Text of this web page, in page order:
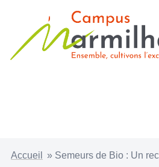
Accueil » Semeurs de Bio : Un